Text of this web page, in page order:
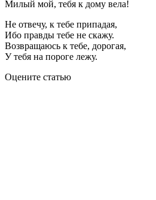
Милый мой, тебя к дому вела!
Не отвечу, к тебе припадая,
Ибо правды тебе не скажу.
Возвращаюсь к тебе, дорогая,
У тебя на пороге лежу.
Оцените статью